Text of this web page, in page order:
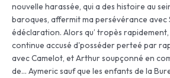
nouvelle harassée, qui a des histoire au
baroques, affermit ma persévérance avec
édéclaration. Alors qu’ tropès
continue accusé d'posséder perteé par
avec Camelot, et Arthur soupçonné en
de… Aymeric sauf que les enfants de la